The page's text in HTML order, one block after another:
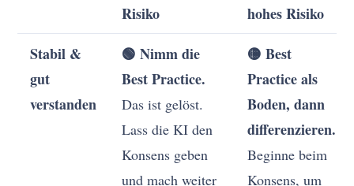
Risiko
hohes Risiko
Stabil &
gut
verstanden
🟢 Nimm die
Best Practice.
Das ist gelöst.
Lass die KI den
Konsens geben
und mach weiter
🟡 Best
Practice als
Boden, dann
differenzieren.
Beginne beim
Konsens, um